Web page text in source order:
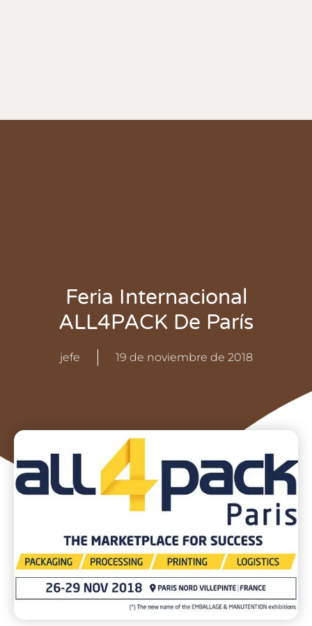
Feria Internacional
ALL4PACK De París
jefe 19 de noviembre de 2018